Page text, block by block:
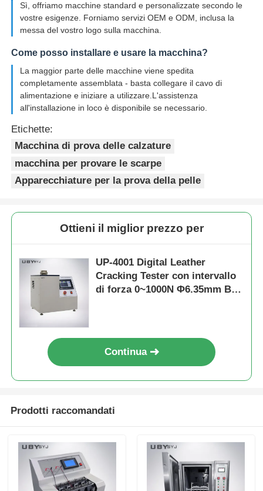
Sì, offriamo macchine standard e personalizzate secondo le
vostre esigenze. Forniamo servizi OEM e ODM, inclusa la
messa del vostro logo sulla macchina.
Come posso installare e usare la macchina?
La maggior parte delle macchine viene spedita
completamente assemblata - basta collegare il cavo di
alimentazione e iniziare a utilizzare.L'assistenza
all'installazione in loco è disponibile se necessario.
Etichette:
Macchina di prova delle calzature
macchina per provare le scarpe
Apparecchiature per la prova della pelle
Ottieni il miglior prezzo per
UP-4001 Digital Leather
Cracking Tester con intervallo
di forza 0~1000N Φ6.35mm Ball
Continua
Prodotti raccomandati